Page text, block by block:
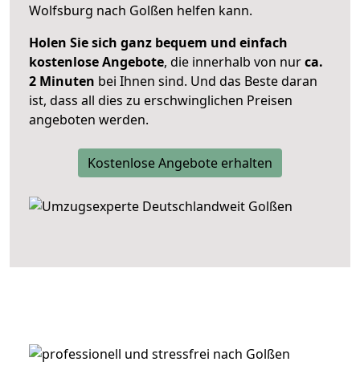
Wolfsburg nach Golßen helfen kann.
Holen Sie sich ganz bequem und einfach
kostenlose Angebote, die innerhalb von nurca.
2 Minuten bei Ihnen sind. Und das Beste daran
ist, dass all dies zu erschwinglichen Preisen
angeboten werden.
Kostenlose Angebote erhalten